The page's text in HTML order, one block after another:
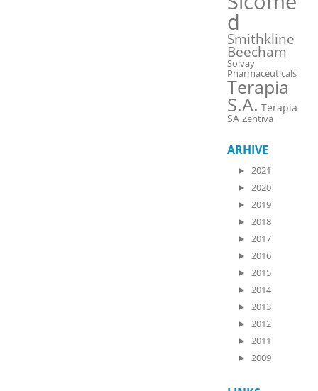
d
Smithkline
Beecham
Solvay
Pharmaceuticals
Terapia
S.A. Terapia
SA Zentiva
ARHIVE
► 2021
► 2020
► 2019
► 2018
► 2017
► 2016
► 2015
► 2014
► 2013
► 2012
► 2011
► 2009